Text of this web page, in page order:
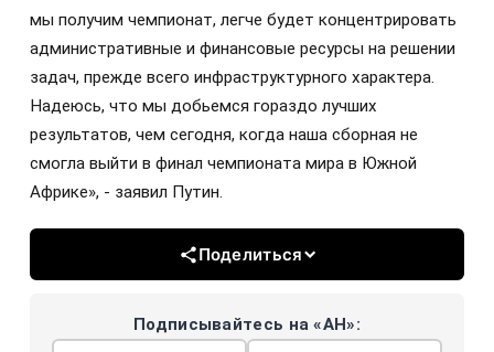
мы получим чемпионат, легче будет концентрировать
административные и финансовые ресурсы на решении
задач, прежде всего инфраструктурного характера.
Надеюсь, что мы добьемся гораздо лучших
результатов, чем сегодня, когда наша сборная не
смогла выйти в финал чемпионата мира в Южной
Африке», - заявил Путин.
Поделиться
Подписывайтесь на «АН»: